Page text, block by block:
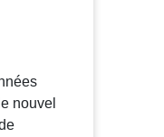
nouvel